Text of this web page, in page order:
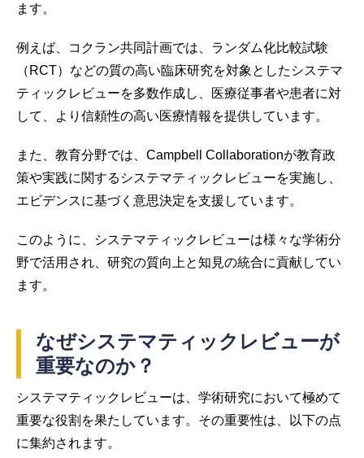
ます。
例えば、コクラン共同計画では、ランダム化比較試験
（RCT）などの質の高い臨床研究を対象としたシステマ
ティックレビューを多数作成し、医療従事者や患者に対
して、より信頼性の高い医療情報を提供しています。
また、教育分野では、Campbell Collaborationが教育政
策や実践に関するシステマティックレビューを実施し、
エビデンスに基づく意思決定を支援しています。
このように、システマティックレビューは様々な学術分
野で活用され、研究の質向上と知見の統合に貢献してい
ます。
なぜシステマティックレビューが
重要なのか？
システマティックレビューは、学術研究において極めて
重要な役割を果たしています。その重要性は、以下の点
に集約されます。